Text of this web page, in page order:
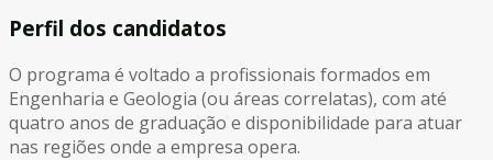
Perfil dos candidatos
O programa é voltado a profissionais formados em
Engenharia e Geologia (ou áreas correlatas), com até
quatro anos de graduação e disponibilidade para atuar
nas regiões onde a empresa opera.